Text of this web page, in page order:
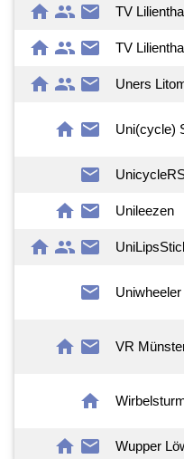
home group mail TV
home group mail TV
home group mail Uners
home mail Uni(cycle)
mail
home mail Unileezen
home group mail
mail
home mail VR
home
home mail Wupper